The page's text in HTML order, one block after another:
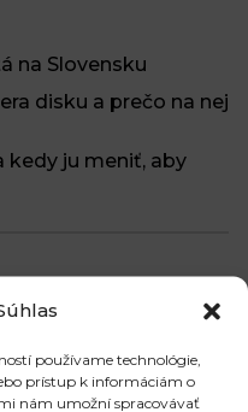
používame technológie,
prístup k informáciám o
nám umožní spracovávať
na Slovensku
disku a prečo na nej
kedy ju meniť, aby
Aký je v nich rozdiel?